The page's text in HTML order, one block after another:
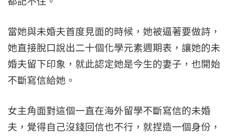
當她與未婚夫首度見面的時候，她被逼著要做詩，
她直接脫口說出二十個化學元素週期表，讓她的未
婚夫留下印象，就此認定她是今生的妻子，也開始
不斷寫信給她。
女主角面對這個一直在海外留學不斷寫信的未婚
夫，覺得自己沒錢回信也不行，就捏造一個身份，